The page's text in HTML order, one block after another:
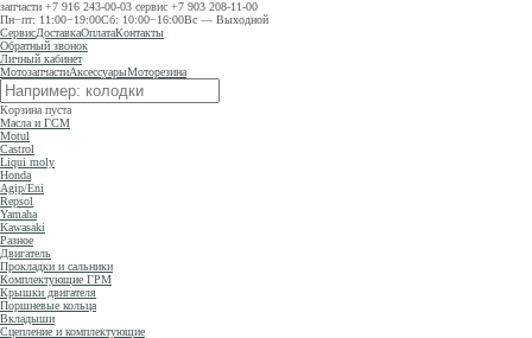
запчасти +7 916 243-00-03 сервис +7 903 208-11-00
Пн−пт: 11:00−19:00Сб: 10:00−16:00Вс — Выходной
СервисДоставкаОплатаКонтакты
Обратный звонок
Личный кабинет
МотозапчастиАксессуарыМоторезина
Корзина пуста
Масла и ГСМ
Motul
Castrol
Liqui moly
Honda
Agip/Eni
Repsol
Yamaha
Kawasaki
Разное
Двигатель
Прокладки и сальники
Комплектующие ГРМ
Крышки двигателя
Поршневые кольца
Вкладыши
Сцепление и комплектующие